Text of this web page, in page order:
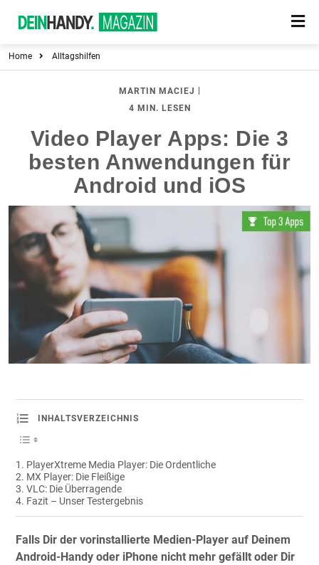
Home Alltagshilfen
MARTIN MACIEJ
4 MIN. LESEN
Video Player Apps: Die 3
besten Anwendungen für
Android und iOS
INHALTSVERZEICHNIS
PlayerXtreme Media Player: Die Ordentliche
MX Player: Die Fleißige
VLC: Die Überragende
Fazit – Unser Testergebnis
Falls Dir der vorinstallierte Medien-Player auf Deinem
Android-Handy oder iPhone nicht mehr gefällt oder Dir